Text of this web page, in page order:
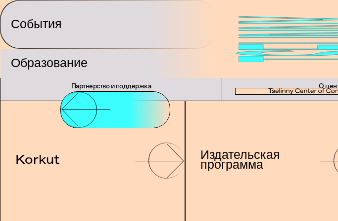
События
Образование
Korkut Издательская
программа
Документация
Партнерство и поддержка О